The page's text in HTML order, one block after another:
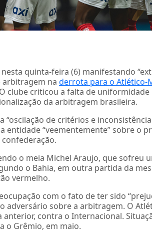
quinta-feira (6) manifestando
arbitragem na derrota para o Atlético-
clube criticou a falta de uniformidade
da arbitragem brasileira.
“oscilação de critérios e
entidade “veementemente” sobre o
o meia Michel Araujo, que sofreu
o Bahia, em outra partida da
vermelho.
com o fato de ter sido
adversário sobre a arbitragem. O
anterior, contra o Internacional.
o Grêmio, em maio.